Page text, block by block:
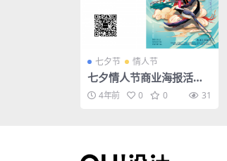
七夕节 情人节
七夕情人节商业海报活动P
SD模板素材
4年前 0 0 31